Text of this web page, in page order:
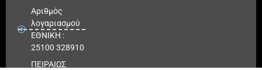
Αριθμός
λογαριασμού
ΕΘΝΙΚΗ :
25100 328910
ΠΕΙΡΑΙΩΣ